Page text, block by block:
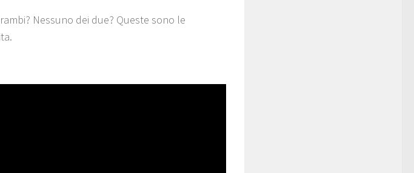
Nessuno dei due? Queste sono le